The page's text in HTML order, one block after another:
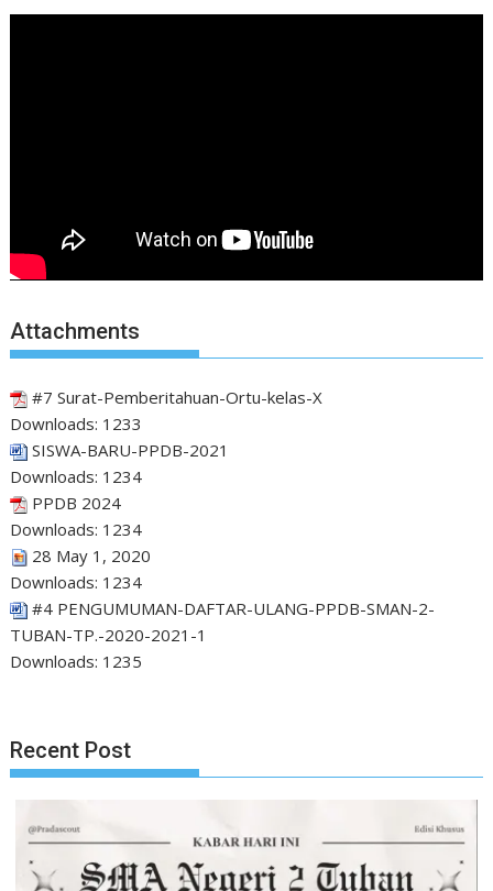
Attachments
#7 Surat-Pemberitahuan-Ortu-kelas-X
Downloads: 1233
SISWA-BARU-PPDB-2021
Downloads: 1234
PPDB 2024
Downloads: 1234
28 May 1, 2020
Downloads: 1234
#4 PENGUMUMAN-DAFTAR-ULANG-PPDB-SMAN-2-
TUBAN-TP.-2020-2021-1
Downloads: 1235
Recent Post